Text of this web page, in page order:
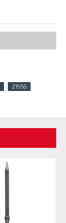
21955